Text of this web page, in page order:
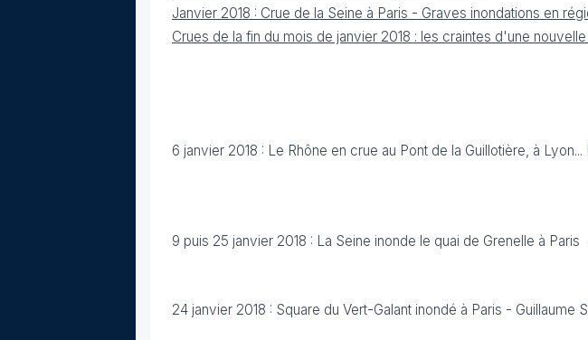
Janvier 2018 : Crue de la Seine à Paris - Graves inondations en
Crues de la fin du mois de janvier 2018 : les craintes d'une
6 janvier 2018 : Le Rhône en crue au Pont de la Guillotière, à
9 puis 25 janvier 2018 : La Seine inonde le quai de Grenelle à
24 janvier 2018 : Square du Vert-Galant inondé à Paris - Guillaume